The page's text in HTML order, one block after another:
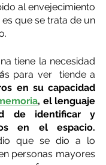
al envejecimiento
que se trata de un
tiene la necesidad
para ver  tiende a
en su capacidad
, el lenguaje
de identificar y
en el espacio.
que se dio a lo
personas mayores